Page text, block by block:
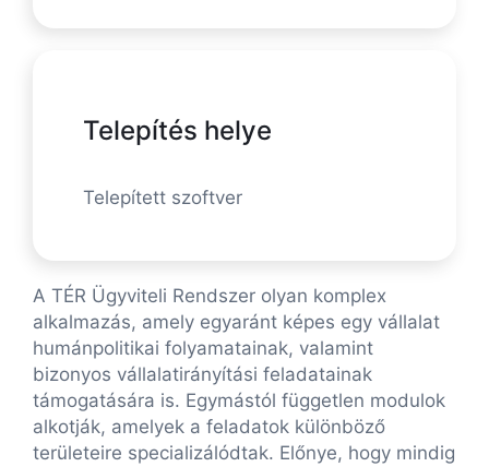
Telepítés helye
Telepített szoftver
A TÉR Ügyviteli Rendszer olyan komplex
alkalmazás, amely egyaránt képes egy vállalat
humánpolitikai folyamatainak, valamint
bizonyos vállalatirányítási feladatainak
támogatására is. Egymástól független modulok
alkotják, amelyek a feladatok különböző
területeire specializálódtak. Előnye, hogy mindig